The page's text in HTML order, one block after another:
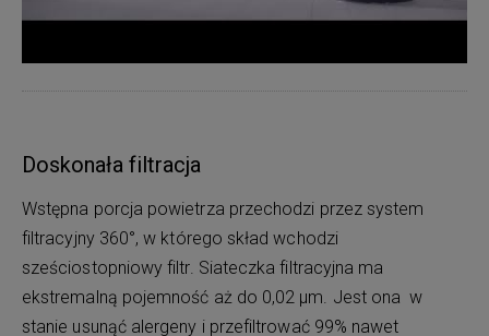
Doskonała filtracja
Wstępna porcja powietrza przechodzi przez system
filtracyjny 360°, w którego skład wchodzi
sześciostopniowy filtr. Siateczka filtracyjna ma
ekstremalną pojemność aż do 0,02 μm. Jest ona w
stanie usunąć alergeny i przefiltrować 99% nawet